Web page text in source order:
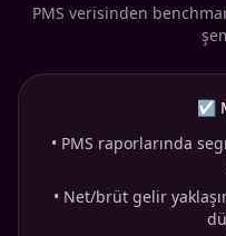
PMS verisinden
☑
• PMS raporlarında
• Net/brüt gelir